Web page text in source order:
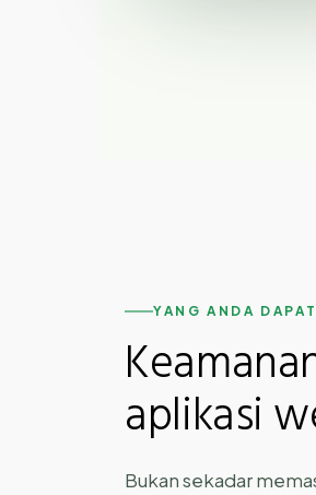
YANG ANDA
aplikasi
Bukan sekadar